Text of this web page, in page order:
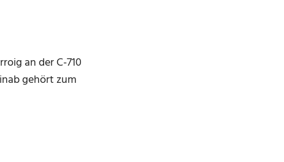
an der C-710
gehört zum